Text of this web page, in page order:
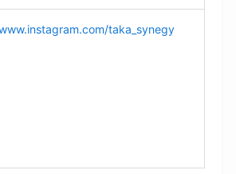
taka_synegy